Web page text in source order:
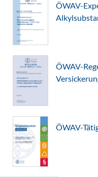
ÖWAV-
ÖWAV-
ÖWAV-